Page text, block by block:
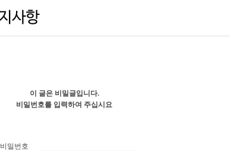
이 글은 비밀글입니다.
비밀번호를 입력하여 주십시요
비밀번호